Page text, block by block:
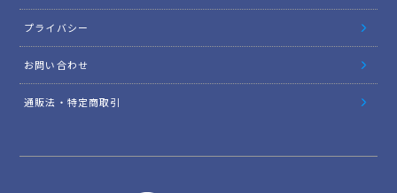
プライバシー
お問い合わせ
通販法・特定商取引